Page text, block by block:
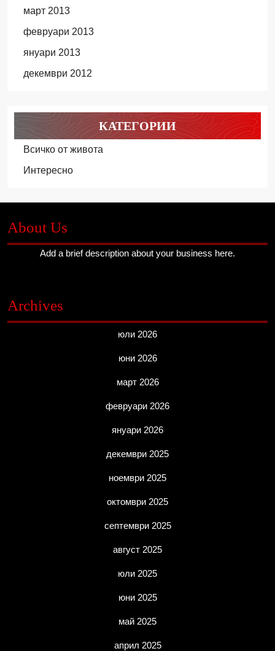
март 2013
февруари 2013
януари 2013
декември 2012
КАТЕГОРИИ
Всичко от живота
Интересно
About Us
Add a brief description about your business here.
Archives
юли 2026
юни 2026
март 2026
февруари 2026
януари 2026
декември 2025
ноември 2025
октомври 2025
септември 2025
август 2025
юли 2025
юни 2025
май 2025
април 2025